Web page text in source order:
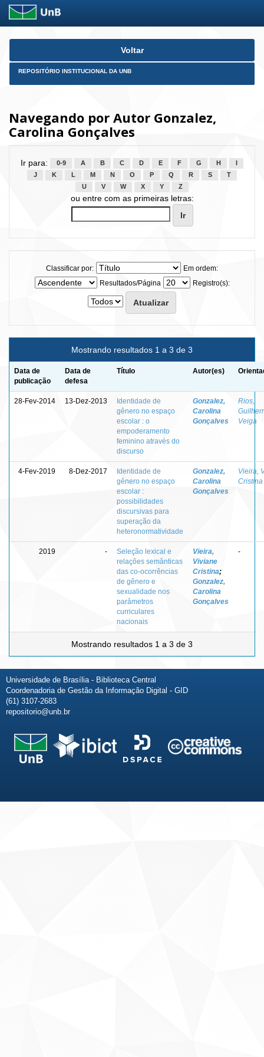
Skip
Voltar
REPOSITÓRIO INSTITUCIONAL DA UNB
Navegando por Autor Gonzalez,
Carolina Gonçalves
Ir para: 0-9 A B C D E F G H
J
K L M N O P Q R S
T
U
V W X Y Z
ou entre com as primeiras letras:
Classificar por:
Em ordem:
Resultados/Página
Registro(s):
Mostrando resultados 1 a 3 de 3
Data de
publicação
Data de
defesa
Título Autor(es)
28-Fev-2014 13-Dez-2013
Identidade de
gênero no espaço
escolar : o
empoderamento
feminino através do
discurso
Gonzalez,
Carolina
Gonçalves
Rios,
Veiga
4-Fev-2019 8-Dez-2017
Identidade de
gênero no espaço
escolar :
possibilidades
discursivas para
superação da
heteronormatividade
Gonzalez,
Carolina
Gonçalves
Vieira,
Cristina
2019 -
Seleção lexical e
relações semânticas
das co-ocorrências
de gênero e
sexualidade nos
parâmetros
curriculares
nacionais
Vieira,
Viviane
Cristina;
Gonzalez,
Carolina
Gonçalves
-
Mostrando resultados 1 a 3 de 3
Universidade de Brasília - Biblioteca Central
Coordenadoria de Gestão da Informação Digital - GID
(61) 3107-2683
repositorio@unb.br